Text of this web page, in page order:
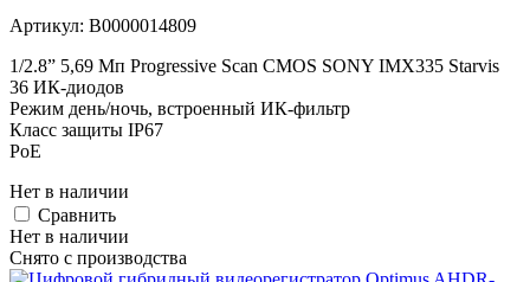
Артикул: В0000014809
1/2.8” 5,69 Мп Progressive Scan CMOS SONY IMX335 Starvis
36 ИК-диодов
Режим день/ночь, встроенный ИК-фильтр
Класс защиты IР67
PoE
Нет в наличии
Cравнить
Нет в наличии
Снято с производства